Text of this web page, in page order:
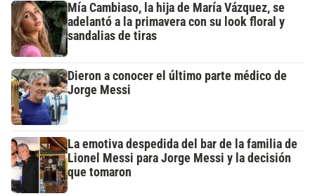
Mía Cambiaso, la hija de María Vázquez, se
adelantó a la primavera con su look floral y
sandalias de tiras
Dieron a conocer el último parte médico de
Jorge Messi
La emotiva despedida del bar de la familia de
Lionel Messi para Jorge Messi y la decisión
que tomaron